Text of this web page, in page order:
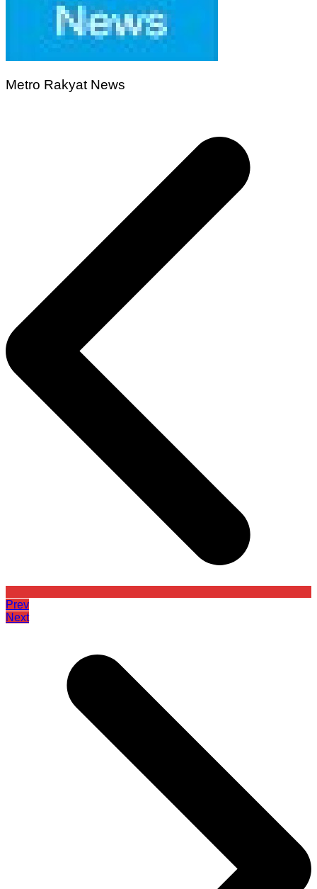
Metro Rakyat News
Prev
Next